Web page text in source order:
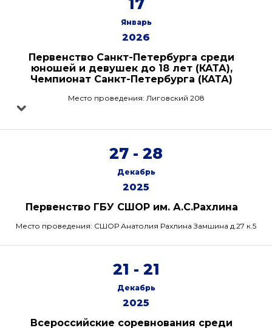
17
Январь
2026
Первенство Санкт-Петербурга среди
юношей и девушек до 18 лет (КАТА),
Чемпионат Санкт-Петербурга (КАТА)
Место проведения: Лиговский 208
27 - 28
Декабрь
2025
Первенство ГБУ СШОР им. А.С.Рахлина
Место проведения: СШОР Анатолия Рахлина Замшина д.27 к.5
21 - 21
Декабрь
2025
Всероссийские соревнования среди